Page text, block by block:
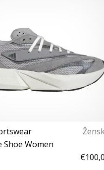
Shoe Women